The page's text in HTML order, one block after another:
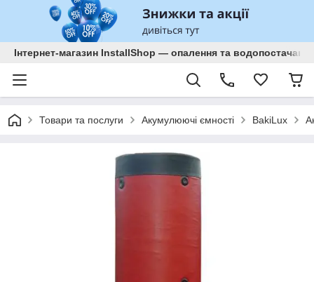
Інтернет-магазин InstallShop — опалення та водопостачання
Товари та послуги Акумулюючі ємності BakiLux